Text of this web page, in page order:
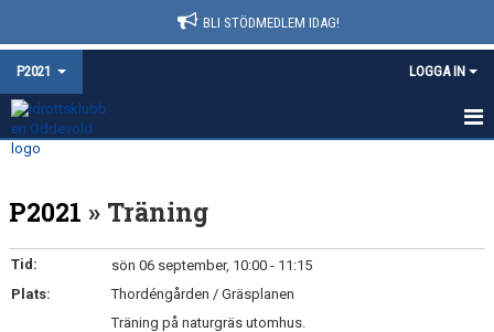
BLI STÖDMEDLEM IDAG!
P2021 LOGGA IN
HEM
NYHETER
KALENDER
MATCHER
P2021 » Träning
Tid:
sön 06 september, 10:00 - 11:15
Plats:
Thordéngården / Gräsplanen
Träning på naturgräs utomhus.